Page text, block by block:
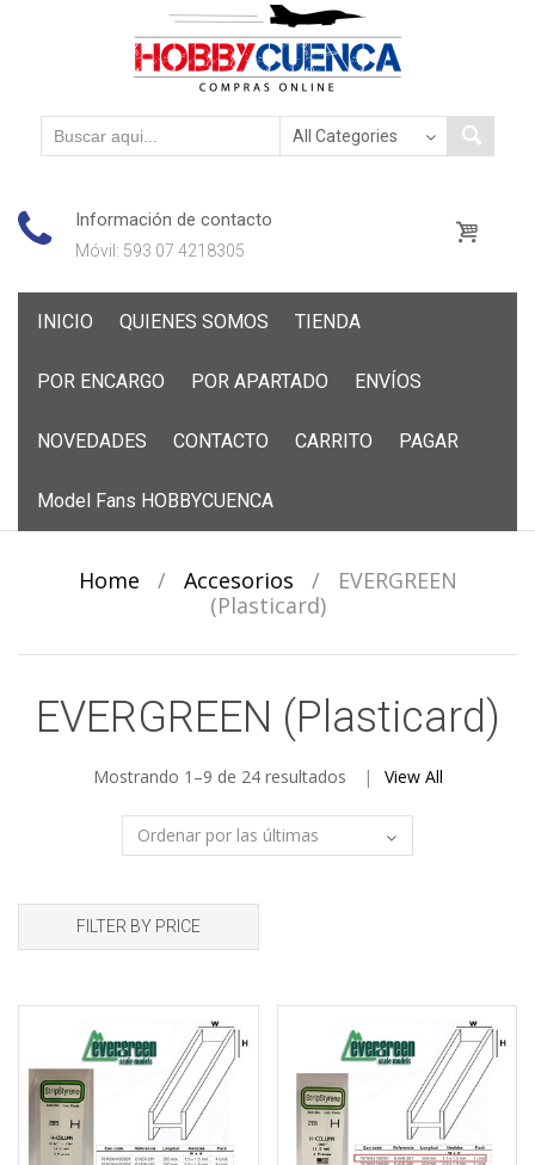
Información de contacto
Móvil: 593 07 4218305
INICIO QUIENES SOMOS TIENDA
POR ENCARGO POR APARTADO ENVÍOS
NOVEDADES CONTACTO CARRITO PAGAR
Model Fans HOBBYCUENCA
Home / Accesorios /
EVERGREEN
(Plasticard)
EVERGREEN (Plasticard)
Mostrando 1–9 de 24 resultadosSorted
by
latest
View All
FILTER BY PRICE